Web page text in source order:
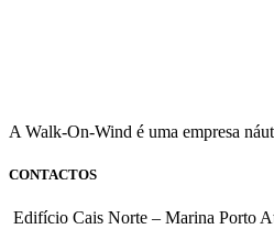
A Walk-On-Wind é uma empresa
CONTACTOS
Edifício Cais Norte – Marina Porto